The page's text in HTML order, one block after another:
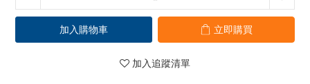
加入購物車 立即購買
加入追蹤清單